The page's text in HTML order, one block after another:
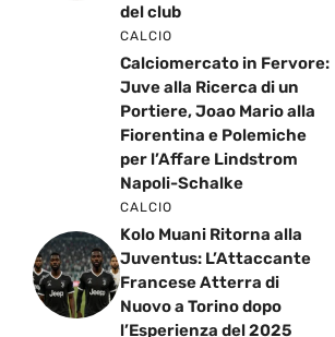
del club
CALCIO
Calciomercato in Fervore:
Juve alla Ricerca di un
Portiere, Joao Mario alla
Fiorentina e Polemiche
per l’Affare Lindstrom
Napoli-Schalke
CALCIO
Kolo Muani Ritorna alla
Juventus: L’Attaccante
Francese Atterra di
Nuovo a Torino dopo
l’Esperienza del 2025